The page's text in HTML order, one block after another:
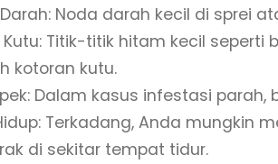
Noda darah kecil di sprei
Kutu: Titik-titik hitam kecil
kotoran kutu.
Dalam kasus infestasi
Terkadang, Anda mungkin
di sekitar tempat tidur.